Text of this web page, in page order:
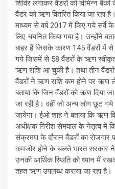
शिविर लगाकर वैंडरों को विभिन्न
वैंडर को ऋण वितरित किया जा रहा
माध्यम से वर्ष 2017 में किए गये सर्वे
लिए चयनित किया गया है। उन्होंने
बाहर हैं जिसके कारण 145 वैंडरों में
गये जिसमें से 58 वैंडरों के ऋण
ऋण राशि आ चुकी है। तथा तीन
वैंडरों ने ऋण राशि कम होने पर ऋण
बताया कि जिन वैंडरों को ऋण दिया
जा रही है। वहीं जो अन्य लोग छूट
जायेगा। ईओ शाह ने बताया कि ऋण
अधीक्षक गिरीश सेमवाल के नेतृत्व में
संक्रमण के दौरान वैंडरों का
कमजोर होने के चलते भारत सरकार ने
उनकी आर्थिक स्थिति को ध्यान में
तहत ऋण उपलब्ध कराया जा रहा है।